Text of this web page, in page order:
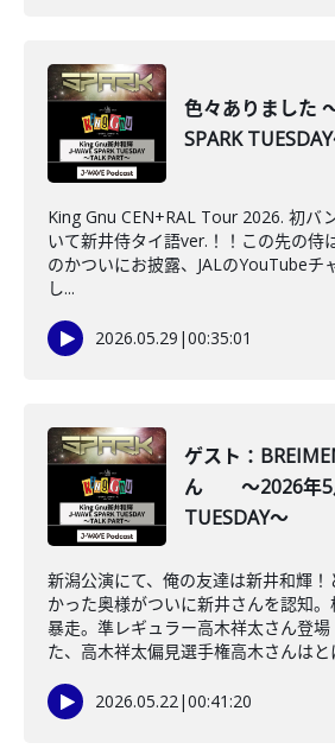
色々ありました
SPARK
King Gnu CEN+RAL Tour 2026. 初バ
いて新井侍タイ語ver.！！この先の侍
のかついにお披露、JALのYouTubeチ
し...
2026.05.29 |00:35:01
ゲスト：
ん ～2026年5
TUESDAY～
新潟公演にて、俺の友達は新井和輝！
かった奥様がついに新井さんを認知
暴走。準レギュラー高木祥太さん登
た、高木祥太偏見選手権高木さんはと
2026.05.22|00:41:20